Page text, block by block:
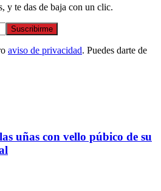
y te das de baja con un clic.
Suscribirme
aviso de privacidad. Puedes darte de
uñas con vello púbico de su